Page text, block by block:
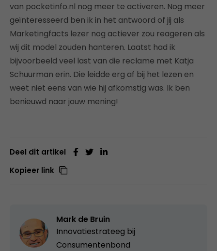
van pocketinfo.nl nog meer te activeren. Nog meer
geïnteresseerd ben ik in het antwoord of jij als
Marketingfacts lezer nog actiever zou reageren als
wij dit model zouden hanteren. Laatst had ik
bijvoorbeeld veel last van die reclame met Katja
Schuurman erin. Die leidde erg af bij het lezen en
weet niet eens van wie hij afkomstig was. Ik ben
benieuwd naar jouw mening!
Deel dit artikel
Kopieer link
Mark de Bruin
Innovatiestrateeg bij
Consumentenbond